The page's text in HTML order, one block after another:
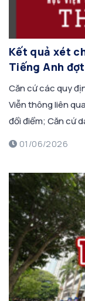
Kết quả xét
Tiếng Anh
Căn cứ các quy
Viễn thông liên
đổi điểm; Căn cứ
chuyển đổi điểm,
01/06/2026